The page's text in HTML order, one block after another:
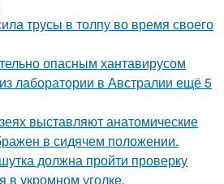
трусы в толпу во время своего
опасным хантавирусом
лаборатории в Австралии ещё 5
выставляют анатомические
в сидячем положении.
должна пройти проверку
в укромном уголке.